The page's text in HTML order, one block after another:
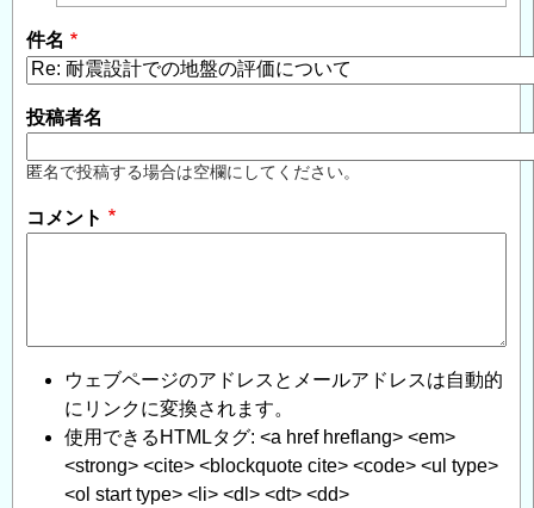
つ
い
て
」
へ
の
信
件名
投稿者名
匿名で投稿する場合は空欄にしてください。
コメント
ウェブページのアドレスとメールアドレスは自動的
にリンクに変換されます。
使用できるHTMLタグ: <a href hreflang> <em>
<strong> <cite> <blockquote cite> <code> <ul type>
<ol start type> <li> <dl> <dt> <dd>